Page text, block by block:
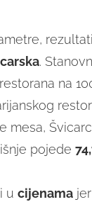
.
na
mesa,
pojede
u cijenamajer